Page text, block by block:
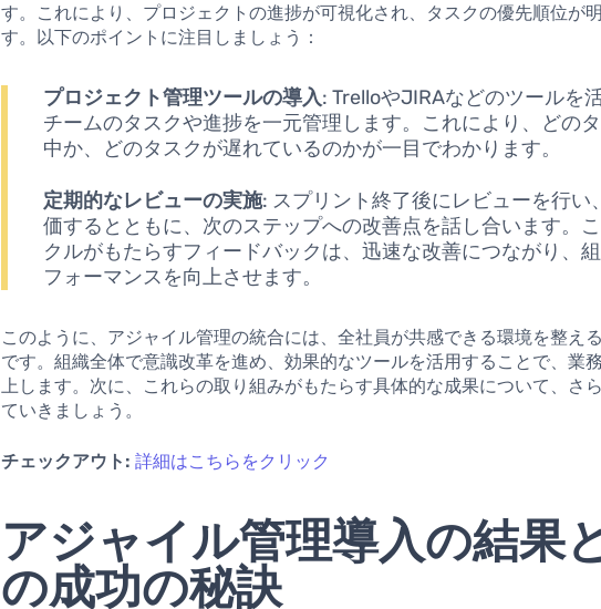
す。これにより、プロジェクトの進捗が可視化され、タスクの優先順位が
す。以下のポイントに注目しましょう：
プロジェクト管理ツールの導入: TrelloやJIRAなどのツールを
チームのタスクや進捗を一元管理します。これにより、どの
中か、どのタスクが遅れているのかが一目でわかります。
定期的なレビューの実施: スプリント終了後にレビューを行い
価するとともに、次のステップへの改善点を話し合います。
クルがもたらすフィードバックは、迅速な改善につながり、
フォーマンスを向上させます。
このように、アジャイル管理の統合には、全社員が共感できる環境を整え
です。組織全体で意識改革を進め、効果的なツールを活用することで、業
上します。次に、これらの取り組みがもたらす具体的な成果について、さ
ていきましょう。
チェックアウト: 詳細はこちらをクリック
アジャイル管理導入の結果
の成功の秘訣